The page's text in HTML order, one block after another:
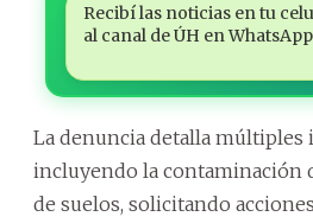
Recibí las noticias en tu
al canal de ÚH en
La denuncia detalla múltiples
incluyendo la contaminación
de suelos, solicitando